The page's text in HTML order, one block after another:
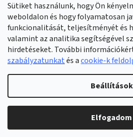
Sütiket használunk, hogy Ön
weboldalon és hogy folyamatosan
funkcionalitását, teljesítményét és
valamint az analitika segítségével
hirdetéseket. További
szabályzatunkatés acookie-k
Beállítások
Elfogadom
Shoptet